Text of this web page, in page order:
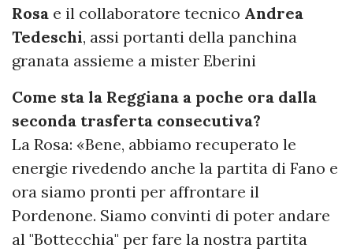
Rosa e il collaboratore tecnico Andrea
Tedeschi, assi portanti della panchina
granata assieme a mister Eberini
Come sta la Reggiana a poche ora dalla
seconda trasferta consecutiva?
La Rosa: «Bene, abbiamo recuperato le
energie rivedendo anche la partita di Fano e
ora siamo pronti per affrontare il
Pordenone. Siamo convinti di poter andare
al "Bottecchia" per fare la nostra partita